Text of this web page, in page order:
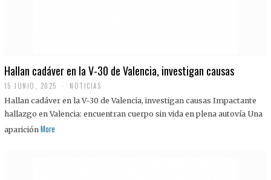
Hallan cadáver en la V-30 de Valencia, investigan causas
15 JUNIO, 2025 NOTICIAS
Hallan cadáver en la V-30 de Valencia, investigan causas Impactante
hallazgo en Valencia: encuentran cuerpo sin vida en plena autovía Una
aparición More